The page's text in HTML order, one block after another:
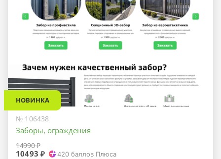
НОВИНКА
№ 106438
Заборы, ограждения
14990 ₽
10493 ₽ 420 баллов Плюса